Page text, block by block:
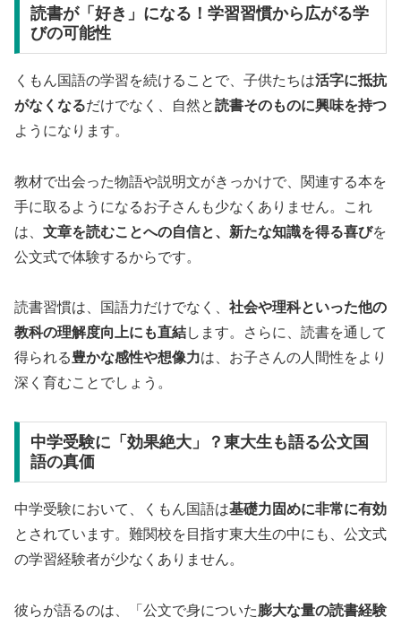
読書が「好き」になる！学習習慣から広がる学
びの可能性
くもん国語の学習を続けることで、子供たちは活字に抵抗
がなくなるだけでなく、自然と読書そのものに興味を持つ
ようになります。
教材で出会った物語や説明文がきっかけで、関連する本を
手に取るようになるお子さんも少なくありません。これ
は、 文章を読むことへの自信と、新たな知識を得る喜びを
公文式で体験するからです。
読書習慣は、国語力だけでなく、 社会や理科といった他の
教科の理解度向上にも直結します。さらに、読書を通して
得られる豊かな感性や想像力は、お子さんの人間性をより
深く育むことでしょう。
中学受験に「効果絶大」？東大生も語る公文国
語の真価
中学受験において、くもん国語は基礎力固めに非常に有効
とされています。難関校を目指す東大生の中にも、公文式
の学習経験者が少なくありません。
彼らが語るのは、「公文で身についた膨大な量の読書経験